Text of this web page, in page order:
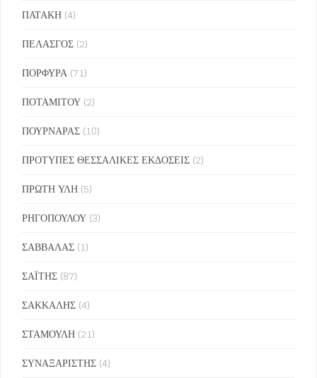
ΠΑΤΑΚΗ (4)
ΠΕΛΑΣΓΟΣ (2)
ΠΟΡΦΥΡΑ (71)
ΠΟΤΑΜΙΤΟΥ (2)
ΠΟΥΡΝΑΡΑΣ (10)
ΠΡΟΤΥΠΕΣ ΘΕΣΣΑΛΙΚΕΣ ΕΚΔΟΣΕΙΣ (2)
ΠΡΩΤΗ ΥΛΗ (5)
ΡΗΓΟΠΟΥΛΟΥ (3)
ΣΑΒΒΑΛΑΣ (1)
ΣΑΪΤΗΣ (87)
ΣΑΚΚΑΛΗΣ (4)
ΣΤΑΜΟΥΛΗ (21)
ΣΥΝΑΞΑΡΙΣΤΗΣ (4)